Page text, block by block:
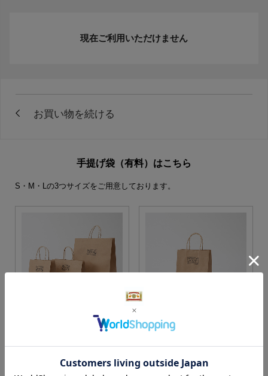
現在ご利用いただけません
手提げ袋（有料）はこちら
S・M・Lの3つサイズをご用意しております。
S・M・Lサイズより当店に
カートに入れる
Sサイズ
カートに入れる